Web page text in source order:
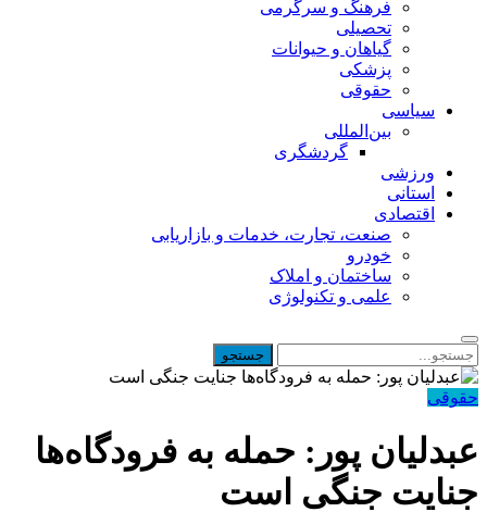
فرهنگ و سرگرمی
تحصیلی
گیاهان و حیوانات
پزشکی
حقوقی
سیاسی
بین‌المللی
گردشگری
ورزشی
استانی
اقتصادی
صنعت، تجارت، خدمات و بازاریابی
خودرو
ساختمان و املاک
علمی و تکنولوژی
حقوقی
عبدلیان پور: حمله به فرودگاه‌ها
جنایت جنگی است